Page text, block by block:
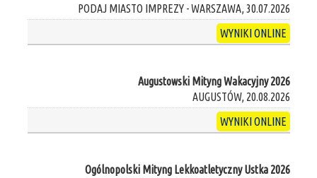
PODAJ MIASTO IMPREZY - WARSZAWA, 30.07.2026
WYNIKI ONLINE
Augustowski Mityng Wakacyjny 2026
AUGUSTÓW, 20.08.2026
WYNIKI ONLINE
Ogólnopolski Mityng Lekkoatletyczny Ustka 2026